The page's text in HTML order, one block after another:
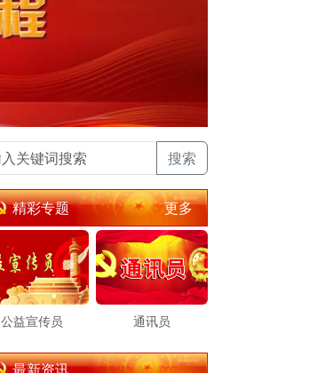
搜索
精彩专题 更多
公益宣传员 通讯员
最新资讯